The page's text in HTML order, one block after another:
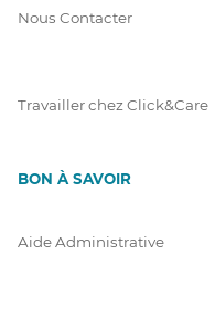
Nous Contacter
Travailler chez Click&Care
BON À SAVOIR
Aide Administrative